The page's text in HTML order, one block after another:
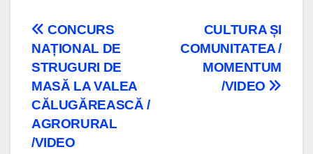
Navigare
în
articole
CULTURA ȘI
COMUNITATEA /
MOMENTUM
/VIDEO
CONCURS
NAȚIONAL DE
STRUGURI DE
MASĂ LA VALEA
CĂLUGĂREASCĂ /
AGRORURAL
/VIDEO